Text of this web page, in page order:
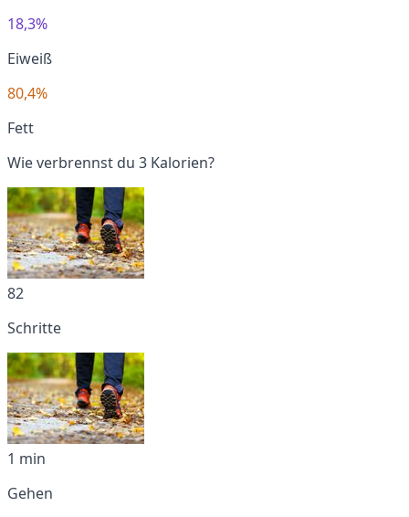
18,3%
Eiweiß
80,4%
Fett
Wie verbrennst du 3 Kalorien?
82
Schritte
1 min
Gehen